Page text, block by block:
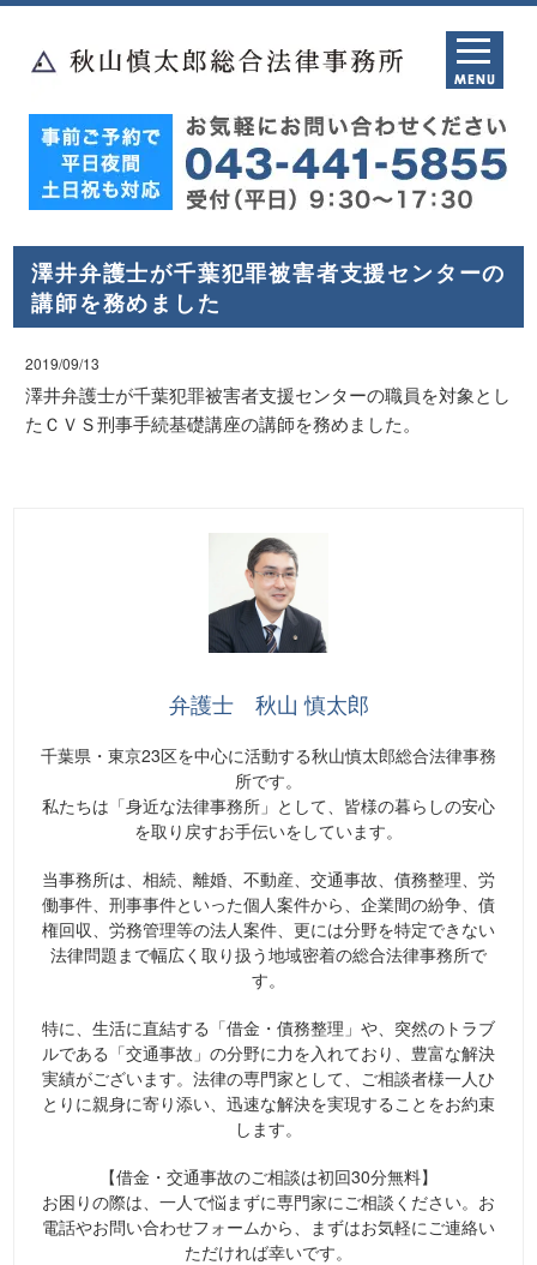
澤井弁護士が千葉犯罪被害者支援センターの
講師を務めました
2019/09/13
澤井弁護士が千葉犯罪被害者支援センターの職員を対象とし
たＣＶＳ刑事手続基礎講座の講師を務めました。
弁護士 秋山 慎太郎
千葉県・東京23区を中心に活動する秋山慎太郎総合法律事務
所です。
私たちは「身近な法律事務所」として、皆様の暮らしの安心
を取り戻すお手伝いをしています。
当事務所は、相続、離婚、不動産、交通事故、債務整理、労
働事件、刑事事件といった個人案件から、企業間の紛争、債
権回収、労務管理等の法人案件、更には分野を特定できない
法律問題まで幅広く取り扱う地域密着の総合法律事務所で
す。
特に、生活に直結する「借金・債務整理」や、突然のトラブ
ルである「交通事故」の分野に力を入れており、豊富な解決
実績がございます。法律の専門家として、ご相談者様一人ひ
とりに親身に寄り添い、迅速な解決を実現することをお約束
します。
【借金・交通事故のご相談は初回30分無料】
お困りの際は、一人で悩まずに専門家にご相談ください。お
電話やお問い合わせフォームから、まずはお気軽にご連絡い
ただければ幸いです。